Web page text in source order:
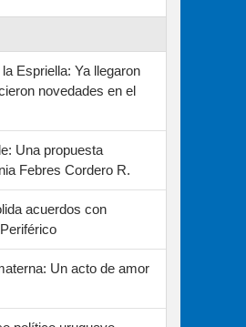
Espriella: Ya llegaron
novedades en el
Una propuesta
Febres Cordero R.
acuerdos con
Un acto de amor